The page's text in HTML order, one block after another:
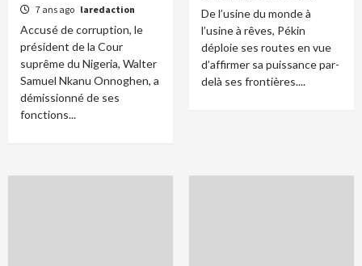
7 ans ago laredaction
Accusé de corruption, le
président de la Cour
suprême du Nigeria, Walter
Samuel Nkanu Onnoghen, a
démissionné de ses
fonctions...
De l’usine du monde à
l’usine à rêves, Pékin
déploie ses routes en vue
d’affirmer sa puissance par-
delà ses frontières....